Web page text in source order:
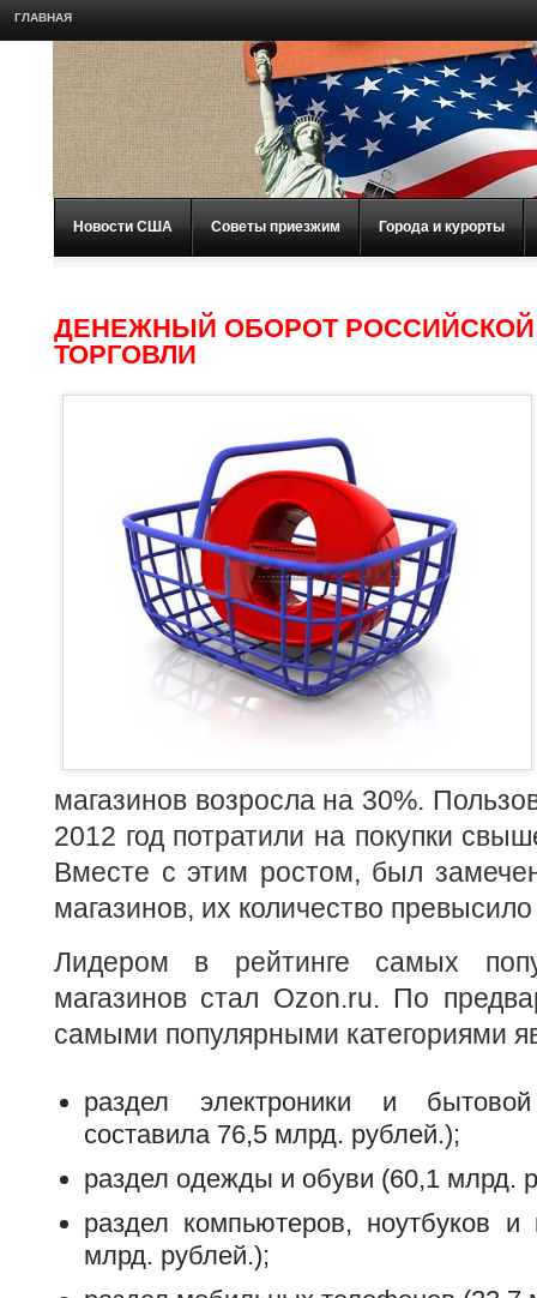
ГЛАВНАЯ
Новости США Советы приезжим Города и курорты
ДЕНЕЖНЫЙ ОБОРОТ РОССИЙСКОЙ
ТОРГОВЛИ
магазинов возросла на 30%.
2012 год потратили на покупки
Вместе с этим ростом, был
магазинов, их количество
Лидером в рейтинге самых
магазинов стал Ozon.ru. По
самыми популярными категориями
раздел электроники и
составила 76,5 млрд. рублей.);
раздел одежды и обуви (60,1 млрд.
раздел компьютеров, ноутбуков
млрд. рублей.);